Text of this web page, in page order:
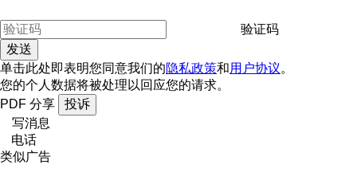
验证码
单击此处即表明您同意我们的隐私政策和用户协议。
您的个人数据将被处理以回应您的请求。
PDF 分享
投诉
写消息
电话
类似广告